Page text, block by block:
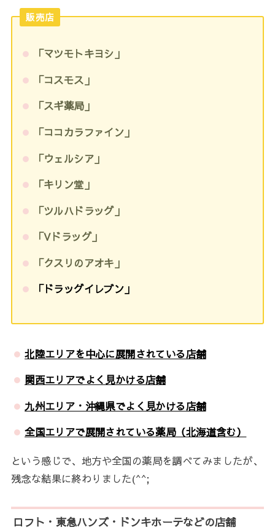
販売店
「マツモトキヨシ」
「コスモス」
「スギ薬局」
「ココカラファイン」
「ウェルシア」
「キリン堂」
「ツルハドラッグ」
「Vドラッグ」
「クスリのアオキ」
「ドラッグイレブン」
北陸エリアを中心に展開されている店舗
関西エリアでよく見かける店舗
九州エリア・沖縄県でよく見かける店舗
全国エリアで展開されている薬局（北海道含む）
という感じで、地方や全国の薬局を調べてみましたが、
残念な結果に終わりました(^^;
ロフト・東急ハンズ・ドンキホーテなどの店舗